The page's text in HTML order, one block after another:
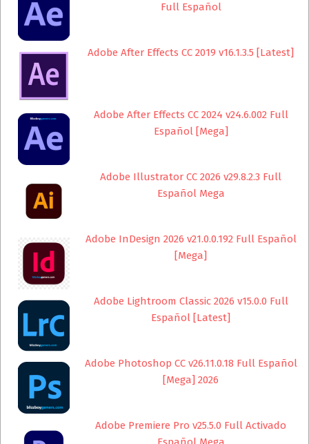
Full Español
Adobe After Effects CC 2019 v16.1.3.5 [Latest]
Adobe After Effects CC 2024 v24.6.002 Full
Español [Mega]
Adobe Illustrator CC 2026 v29.8.2.3 Full
Español Mega
Adobe InDesign 2026 v21.0.0.192 Full Español
[Mega]
Adobe Lightroom Classic 2026 v15.0.0 Full
Español [Latest]
Adobe Photoshop CC v26.11.0.18 Full Español
[Mega] 2026
Adobe Premiere Pro v25.5.0 Full Activado